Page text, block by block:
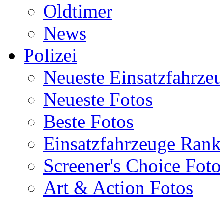
Oldtimer
News
Polizei
Neueste
Neueste Fotos
Beste Fotos
Einsatzfahrzeuge
Screener's Choice
Art & Action Fotos